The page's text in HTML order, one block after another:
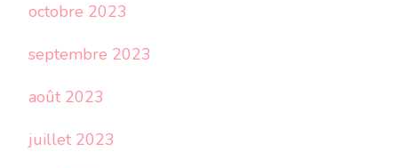
octobre 2023
septembre 2023
août 2023
juillet 2023